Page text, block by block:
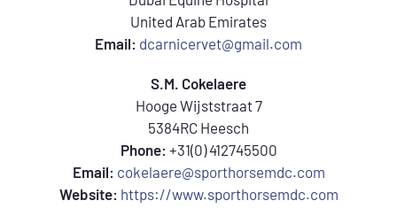
United Arab Emirates
Email: dcarnicervet@gmail.com
S.M. Cokelaere
Hooge Wijststraat 7
5384RC Heesch
Phone: +31(0) 412745500
Email: cokelaere@sporthorsemdc.com
Website: https://www.sporthorsemdc.com